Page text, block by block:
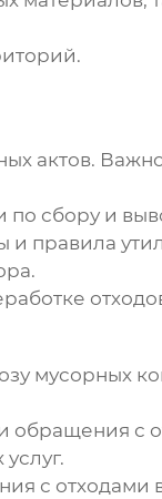
актов.
сбору и
правила
мусорных
обращения с
с отходами